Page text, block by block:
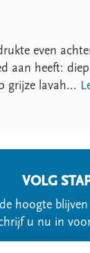
even
aan heeft:
grijze lavah...
VOLG
hoogte
u nu in voor